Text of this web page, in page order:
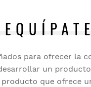
para ofrecer la
un
que ofrece